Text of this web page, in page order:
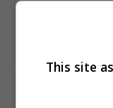
This site